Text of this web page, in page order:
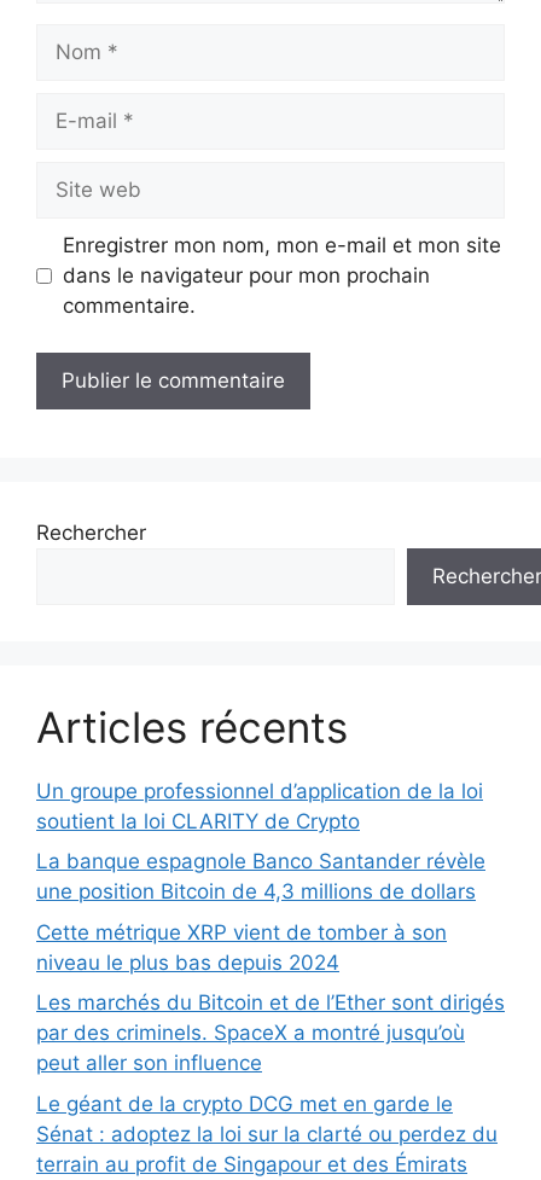
Nom
Site
web
Enregistrer mon nom, mon e-mail et mon site
dans le navigateur pour mon prochain
commentaire.
Rechercher
Rechercher
Articles récents
Un groupe professionnel d’application de la loi
soutient la loi CLARITY de Crypto
La banque espagnole Banco Santander révèle
une position Bitcoin de 4,3 millions de dollars
Cette métrique XRP vient de tomber à son
niveau le plus bas depuis 2024
Les marchés du Bitcoin et de l’Ether sont dirigés
par des criminels. SpaceX a montré jusqu’où
peut aller son influence
Le géant de la crypto DCG met en garde le
Sénat : adoptez la loi sur la clarté ou perdez du
terrain au profit de Singapour et des Émirats